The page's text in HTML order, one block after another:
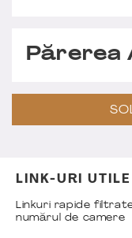
Părerea
LINK-URI UTILE
Linkuri rapide
numărul de camere